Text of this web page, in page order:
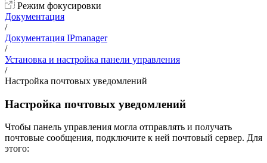
Режим фокусировки
Документация
/
Документация IPmanager
/
Установка и настройка панели управления
/
Настройка почтовых уведомлений
Настройка почтовых уведомлений
Чтобы панель управления могла отправлять и получать
почтовые сообщения, подключите к ней почтовый сервер. Для
этого: